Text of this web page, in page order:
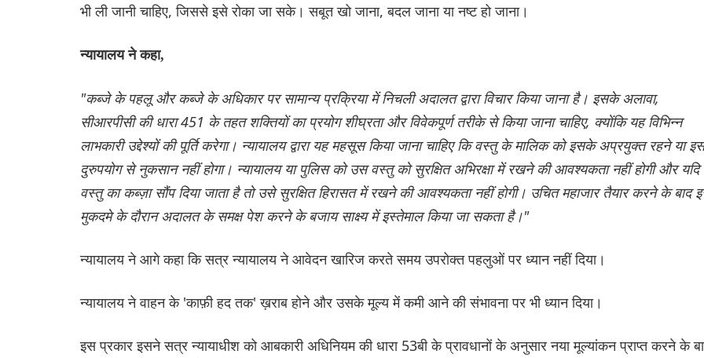
भी ली जानी चाहिए, जिससे इसे रोका जा सके। सबूत खो जाना, बदल जाना या नष्ट हो जाना।
न्यायालय ने कहा,
"कब्जे के पहलू और कब्जे के अधिकार पर सामान्य प्रक्रिया में निचली अदालत द्वारा विचार किया जाना है। इसके अलावा,
सीआरपीसी की धारा 451 के तहत शक्तियों का प्रयोग शीघ्रता और विवेकपूर्ण तरीके से किया जाना चाहिए, क्योंकि यह विभिन्न
लाभकारी उद्देश्यों की पूर्ति करेगा। न्यायालय द्वारा यह महसूस किया जाना चाहिए कि वस्तु के मालिक को इसके अप्रयुक्त रहने या
दुरुपयोग से नुकसान नहीं होगा। न्यायालय या पुलिस को उस वस्तु को सुरक्षित अभिरक्षा में रखने की आवश्यकता नहीं होगी और यदि
वस्तु का कब्ज़ा सौंप दिया जाता है तो उसे सुरक्षित हिरासत में रखने की आवश्यकता नहीं होगी। उचित महाजार तैयार करने के बाद
मुकदमे के दौरान अदालत के समक्ष पेश करने के बजाय साक्ष्य में इस्तेमाल किया जा सकता है।"
न्यायालय ने आगे कहा कि सत्र न्यायालय ने आवेदन खारिज करते समय उपरोक्त पहलुओं पर ध्यान नहीं दिया।
न्यायालय ने वाहन के 'काफ़ी हद तक' ख़राब होने और उसके मूल्य में कमी आने की संभावना पर भी ध्यान दिया।
इस प्रकार इसने सत्र न्यायाधीश को आबकारी अधिनियम की धारा 53बी के प्रावधानों के अनुसार नया मूल्यांकन प्राप्त करने के